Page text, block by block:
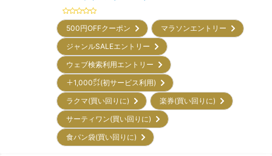
500円OFFクーポン
マラソンエントリー
ジャンルSALEエントリー
ウェブ検索利用エントリー
＋1,000㌽(初サービス利用)
ラクマ(買い回りに)
楽券(買い回りに)
サーティワン(買い回りに)
食パン袋(買い回りに)